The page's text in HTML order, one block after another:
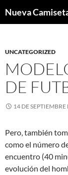
Nueva
UNCATEGORIZED
DE
14 DE
Pero, también
como el número
encuentro (40
evolución del